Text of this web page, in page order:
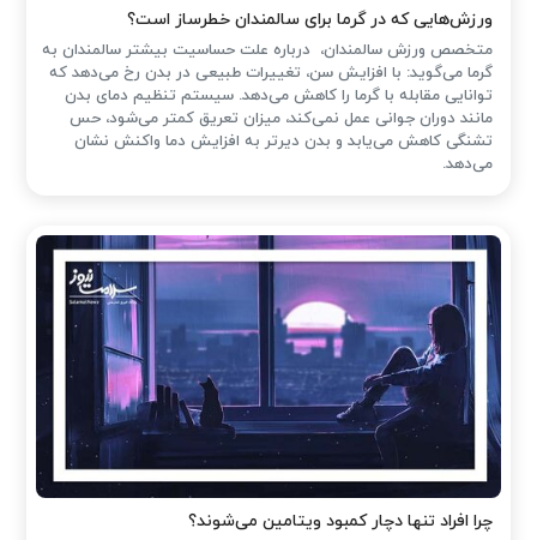
ورزش‌هایی که در گرما برای سالمندان خطرساز است؟
متخصص ورزش سالمندان، درباره علت حساسیت بیشتر سالمندان به
گرما می‌گوید: با افزایش سن، تغییرات طبیعی در بدن رخ می‌دهد که
توانایی مقابله با گرما را کاهش می‌دهد. سیستم تنظیم دمای بدن
مانند دوران جوانی عمل نمی‌کند، میزان تعریق کمتر می‌شود، حس
تشنگی کاهش می‌یابد و بدن دیرتر به افزایش دما واکنش نشان
می‌دهد.
چرا افراد تنها دچار کمبود ویتامین می‌شوند؟